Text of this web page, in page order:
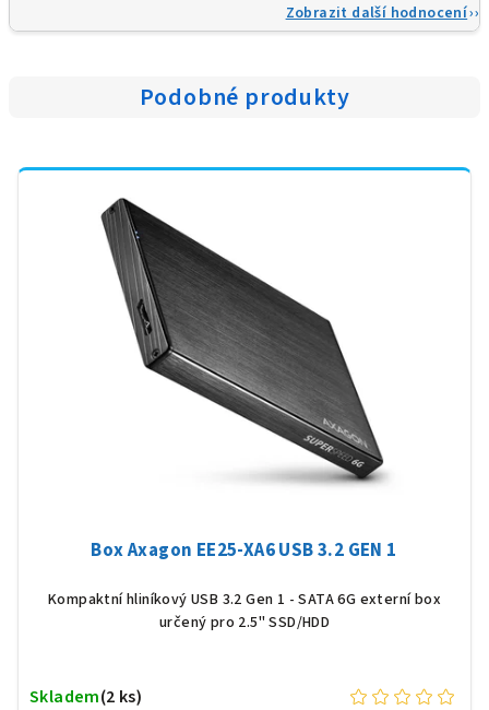
Zobrazit další hodnocení
Podobné produkty
Box Axagon EE25-XA6 USB 3.2 GEN 1
Kompaktní hliníkový USB 3.2 Gen 1 - SATA 6G externí box
určený pro 2.5" SSD/HDD
Skladem(2 ks)